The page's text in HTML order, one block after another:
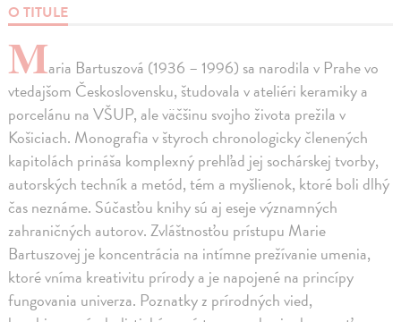
O TITULE
Maria Bartuszová (1936 – 1996) sa narodila v Prahe vo
vtedajšom Československu, študovala v ateliéri keramiky a
porcelánu na VŠUP, ale väčšinu svojho života prežila v
Košiciach. Monografia v štyroch chronologicky členených
kapitolách prináša komplexný prehľad jej sochárskej tvorby,
autorských techník a metód, tém a myšlienok, ktoré boli dlhý
čas neznáme. Súčasťou knihy sú aj eseje významných
zahraničných autorov. Zvláštnosťou prístupu Marie
Bartuszovej je koncentrácia na intímne prežívanie umenia,
ktoré vníma kreativitu prírody a je napojené na princípy
fungovania univerza. Poznatky z prírodných vied,